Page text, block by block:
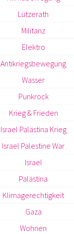
Lützerath
Militanz
Elektro
Antikriegsbewegung
Wasser
Punkrock
Krieg & Frieden
Israel Palästina Krieg
Israel Palestine War
Israel
Palästina
Klimagerechtigkeit
Gaza
Wohnen